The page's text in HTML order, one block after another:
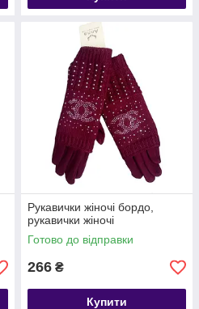
Рукавички жіночі бордо,
рукавички жіночі
Готово до відправки
266 ₴
Купити